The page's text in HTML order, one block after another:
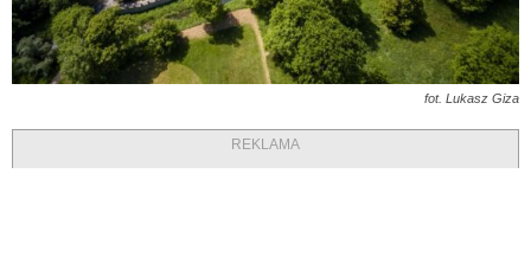
fot. Lukasz Giza
REKLAMA